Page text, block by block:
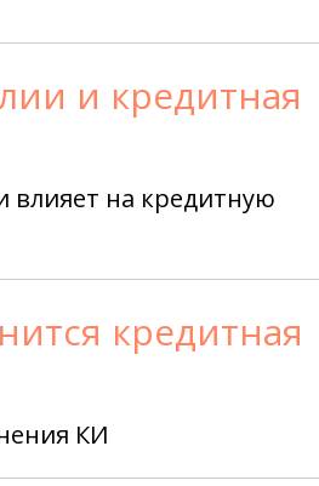
и кредитная
влияет на кредитную
кредитная
КИ